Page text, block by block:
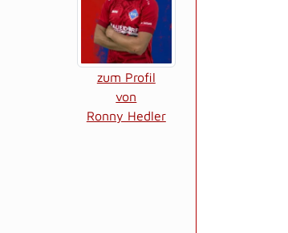
zum Profil
von
Ronny Hedler